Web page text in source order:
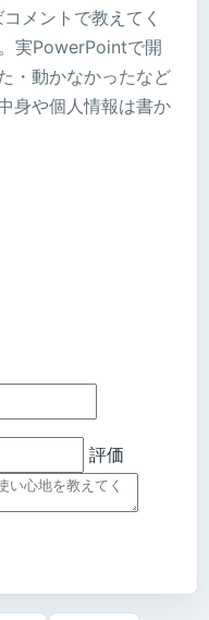
メントで教えてく
実PowerPointで開
・動かなかったなど
身や個人情報は書か
評価